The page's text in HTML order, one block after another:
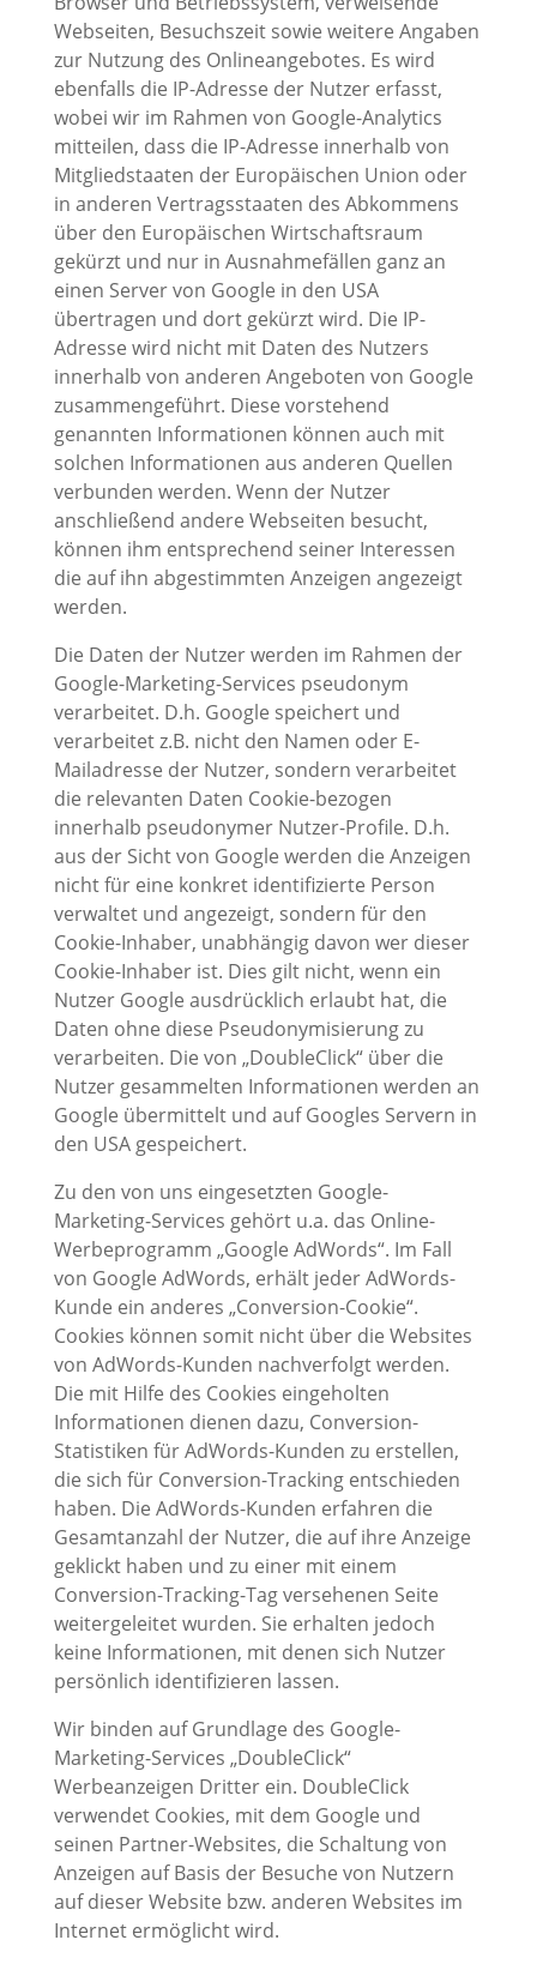
Webseiten, Besuchszeit sowie weitere Angaben
zur Nutzung des Onlineangebotes. Es wird
ebenfalls die IP-Adresse der Nutzer erfasst,
wobei wir im Rahmen von Google-Analytics
mitteilen, dass die IP-Adresse innerhalb von
Mitgliedstaaten der Europäischen Union oder
in anderen Vertragsstaaten des Abkommens
über den Europäischen Wirtschaftsraum
gekürzt und nur in Ausnahmefällen ganz an
einen Server von Google in den USA
übertragen und dort gekürzt wird. Die IP-
Adresse wird nicht mit Daten des Nutzers
innerhalb von anderen Angeboten von Google
zusammengeführt. Diese vorstehend
genannten Informationen können auch mit
solchen Informationen aus anderen Quellen
verbunden werden. Wenn der Nutzer
anschließend andere Webseiten besucht,
können ihm entsprechend seiner Interessen
die auf ihn abgestimmten Anzeigen angezeigt
werden.
Die Daten der Nutzer werden im Rahmen der
Google-Marketing-Services pseudonym
verarbeitet. D.h. Google speichert und
verarbeitet z.B. nicht den Namen oder E-
Mailadresse der Nutzer, sondern verarbeitet
die relevanten Daten Cookie-bezogen
innerhalb pseudonymer Nutzer-Profile. D.h.
aus der Sicht von Google werden die Anzeigen
nicht für eine konkret identifizierte Person
verwaltet und angezeigt, sondern für den
Cookie-Inhaber, unabhängig davon wer dieser
Cookie-Inhaber ist. Dies gilt nicht, wenn ein
Nutzer Google ausdrücklich erlaubt hat, die
Daten ohne diese Pseudonymisierung zu
verarbeiten. Die von „DoubleClick“ über die
Nutzer gesammelten Informationen werden an
Google übermittelt und auf Googles Servern in
den USA gespeichert.
Zu den von uns eingesetzten Google-
Marketing-Services gehört u.a. das Online-
Werbeprogramm „Google AdWords“. Im Fall
von Google AdWords, erhält jeder AdWords-
Kunde ein anderes „Conversion-Cookie“.
Cookies können somit nicht über die Websites
von AdWords-Kunden nachverfolgt werden.
Die mit Hilfe des Cookies eingeholten
Informationen dienen dazu, Conversion-
Statistiken für AdWords-Kunden zu erstellen,
die sich für Conversion-Tracking entschieden
haben. Die AdWords-Kunden erfahren die
Gesamtanzahl der Nutzer, die auf ihre Anzeige
geklickt haben und zu einer mit einem
Conversion-Tracking-Tag versehenen Seite
weitergeleitet wurden. Sie erhalten jedoch
keine Informationen, mit denen sich Nutzer
persönlich identifizieren lassen.
Wir binden auf Grundlage des Google-
Marketing-Services „DoubleClick“
Werbeanzeigen Dritter ein. DoubleClick
verwendet Cookies, mit dem Google und
seinen Partner-Websites, die Schaltung von
Anzeigen auf Basis der Besuche von Nutzern
auf dieser Website bzw. anderen Websites im
Internet ermöglicht wird.